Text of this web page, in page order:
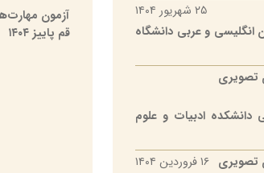
۲۵ شهریور ۱۴۰۴
انگلیسی و عربی دانشگاه
تصویری
دانشکده ادبیات و علوم
تصویری ۱۶ فروردین ۱۴۰۴
آزمون
قم پاییز ۱۴۰۴